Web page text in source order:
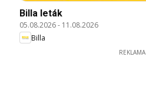
Billa leták
05.08.2026- 11.08.2026
Billa
REKLAMA